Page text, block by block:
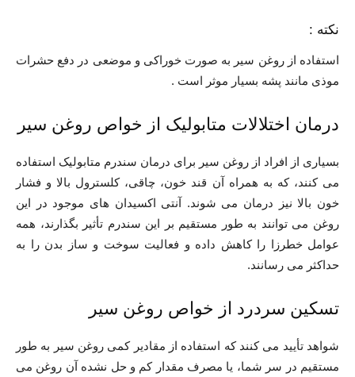
نکته :
استفاده از روغن سیر به صورت خوراکی و موضعی در دفع حشرات
موذی مانند پشه بسیار موثر است .
درمان اختلالات متابولیک از خواص روغن سیر
بسیاری از افراد از روغن سیر برای درمان سندرم متابولیک استفاده
می کنند، که به همراه آن قند خون، چاقی، کلسترول بالا و فشار
خون بالا نیز درمان می شوند. آنتی اکسیدان های موجود در این
روغن می توانند به طور مستقیم بر این سندرم تأثیر بگذارند، همه
عوامل خطرزا را کاهش داده و فعالیت سوخت و ساز بدن را به
حداکثر می رسانند.
تسکین سردرد از خواص روغن سیر
شواهد تأیید می کنند که استفاده از مقادیر کمی روغن سیر به طور
مستقیم در سر شما، یا مصرف مقدار کم و حل نشده آن روغن می